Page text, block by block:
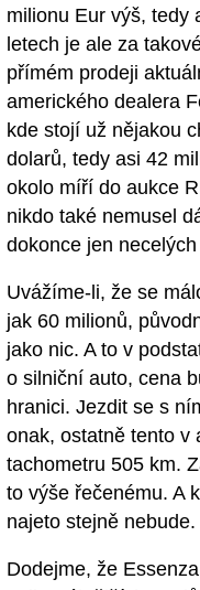
milionu Eur výš, tedy
letech je ale za
přímém prodeji
amerického dealera
kde stojí už nějakou
dolarů, tedy asi 42
okolo míří do aukce
nikdo také nemusel
dokonce jen
Uvážíme-li, že se
jak 60 milionů,
jako nic. A to v
o silniční auto, cena
hranici. Jezdit se s
onak, ostatně tento v
tachometru 505 km.
to výše řečenému. A
najeto stejně nebude.
Dodejme, že